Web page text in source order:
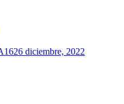
26 diciembre, 2022